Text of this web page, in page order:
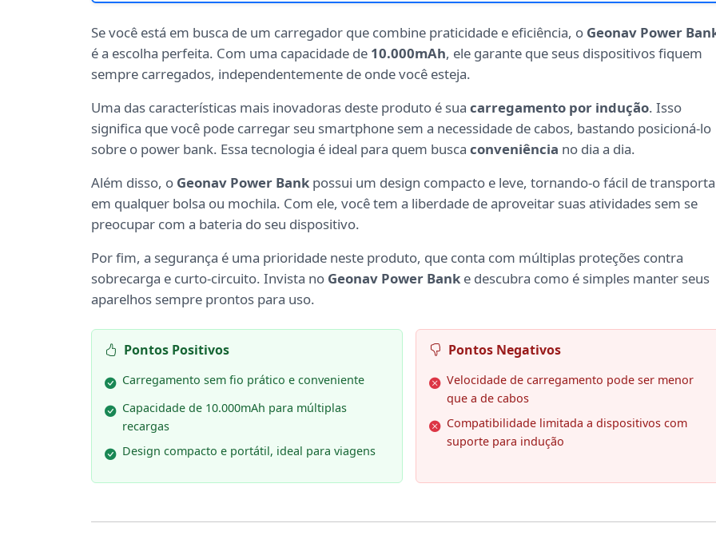
Se você está em busca de um carregador que combine praticidade e eficiência, o Geonav Power
é a escolha perfeita. Com uma capacidade de 10.000mAh, ele garante que seus dispositivos fiquem
sempre carregados, independentemente de onde você esteja.
Uma das características mais inovadoras deste produto é sua carregamento por indução. Isso
significa que você pode carregar seu smartphone sem a necessidade de cabos, bastando posicioná-lo
sobre o power bank. Essa tecnologia é ideal para quem busca conveniência no dia a dia.
Além disso, o Geonav Power Bank possui um design compacto e leve, tornando-o fácil de
em qualquer bolsa ou mochila. Com ele, você tem a liberdade de aproveitar suas atividades sem se
preocupar com a bateria do seu dispositivo.
Por fim, a segurança é uma prioridade neste produto, que conta com múltiplas proteções contra
sobrecarga e curto-circuito. Invista no Geonav Power Bank e descubra como é simples manter seus
aparelhos sempre prontos para uso.
Pontos Positivos
Carregamento sem fio prático e conveniente
Capacidade de 10.000mAh para múltiplas
recargas
Design compacto e portátil, ideal para viagens
Pontos Negativos
Velocidade de carregamento pode ser menor
que a de cabos
Compatibilidade limitada a dispositivos com
suporte para indução